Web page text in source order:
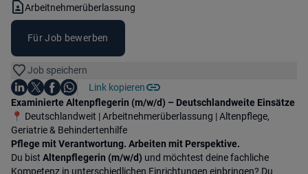
Vertragsart:
Arbeitnehmerüberlassung
Für Job bewerben
Job speichern
Teile diesen Job
Auf LinkedIn teilen
Auf X teilen
Auf Facebook teilen
Auf WhatsApp teilen
Link kopieren
Einleitung
Examinierte Altenpflegerin (m/w/d) – Deutschlandweite Einsätze
📍 Deutschlandweit | Arbeitnehmerüberlassung | Altenpflege,
Geriatrie & Behindertenhilfe
Pflege mit Verantwortung. Arbeiten mit Perspektive.
Du bist Altenpflegerin (m/w/d) und möchtest deine fachliche
Kompetenz in unterschiedlichen Einrichtungen einbringen? Du